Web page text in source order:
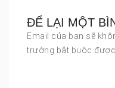
ĐỂ LẠI MỘT
Email của bạn sẽ
trường bắt buộc